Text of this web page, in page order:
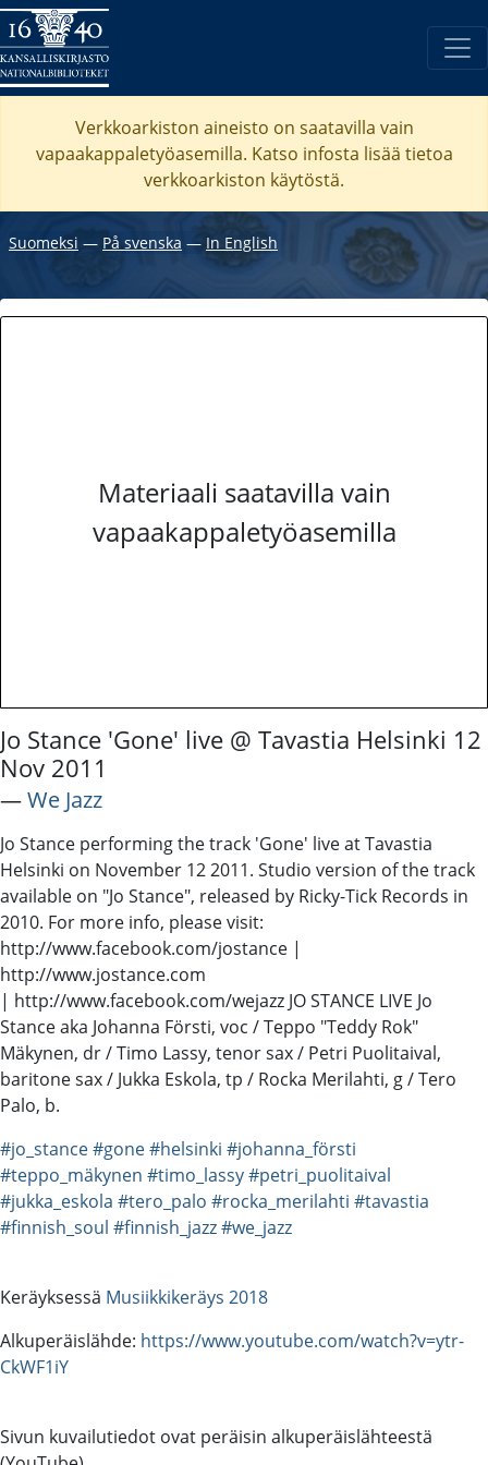
Verkkoarkiston aineisto on saatavilla vain
vapaakappaletyöasemilla. Katso infosta lisää tietoa
verkkoarkiston käytöstä.
Suomeksi ― På svenska ― In English
Materiaali saatavilla vain
vapaakappaletyöasemilla
Jo Stance 'Gone' live @ Tavastia Helsinki 12
Nov 2011
―We Jazz
Jo Stance performing the track 'Gone' live at Tavastia
Helsinki on November 12 2011. Studio version of the track
available on "Jo Stance", released by Ricky-Tick Records in
2010. For more info, please visit:
http://www.facebook.com/jostance |
http://www.jostance.com
| http://www.facebook.com/wejazz JO STANCE LIVE Jo
Stance aka Johanna Försti, voc / Teppo "Teddy Rok"
Mäkynen, dr / Timo Lassy, tenor sax / Petri Puolitaival,
baritone sax / Jukka Eskola, tp / Rocka Merilahti, g / Tero
Palo, b.
#jo_stance#gone#helsinki #johanna_försti
#teppo_mäkynen #timo_lassy#petri_puolitaival
#jukka_eskola #tero_palo #rocka_merilahti #tavastia
#finnish_soul #finnish_jazz#we_jazz
Keräyksessä Musiikkikeräys 2018
Alkuperäislähde: https://www.youtube.com/watch?v=ytr-
CkWF1iY
Sivun kuvailutiedot ovat peräisin alkuperäislähteestä